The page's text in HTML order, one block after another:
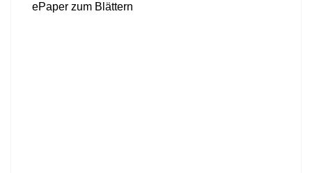
ePaper zum Blättern